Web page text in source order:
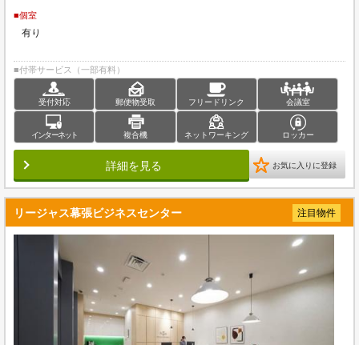
■個室
有り
■付帯サービス（一部有料）
受付対応 郵便物受取 フリードリンク 会議室
インターネット 複合機 ネットワーキング ロッカー
詳細を見る お気に入りに登録
リージャス幕張ビジネスセンター 注目物件